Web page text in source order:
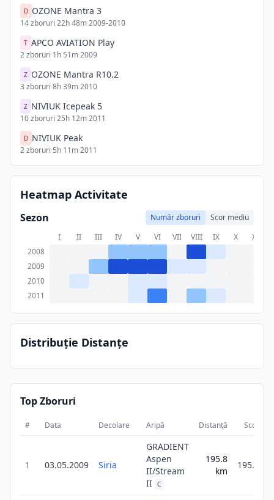
D OZONE Mantra 3
14zboruri·22h 48m·2009-2010
T APCO AVIATION Play
2zboruri·1h 51m·2009
Z OZONE Mantra R10.2
3 zboruri·8h 39m·2010
Z NIVIUK Icepeak 5
10zboruri·25h 12m·2011
D NIVIUK Peak
2zboruri·5h 11m·2011
Heatmap Activitate
Sezon Număr zboruri
Scor mediu
I
II III IV V VI VII VIII IX X XI
2008
2009
2010
2011
Distribuție Distanțe
Top Zboruri
# Data Decolare Aripă Distanță Scor
1 03.05.2009 Siria
GRADIENT
Aspen
II/Stream
II C
195.8
km
195.8